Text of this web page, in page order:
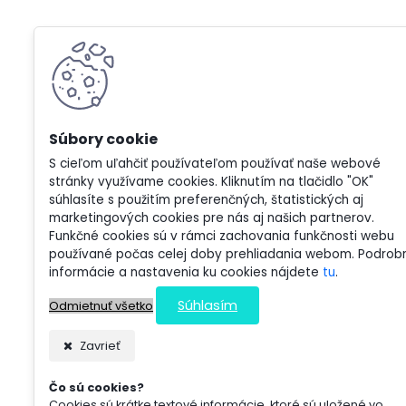
S cieľom uľahčiť používateľom používať naše webové
stránky využívame cookies. Kliknutím na tlačidlo "OK"
súhlasíte s použitím preferenčných, štatistických aj
marketingových cookies pre nás aj našich partnerov.
Funkčné cookies sú v rámci zachovania funkčnosti webu
používané počas celej doby prehliadania webom.
informácie a nastavenia ku cookies nájdete tu.
Odmietnuť všetko Súhlasím
Zavrieť
Čo sú cookies?